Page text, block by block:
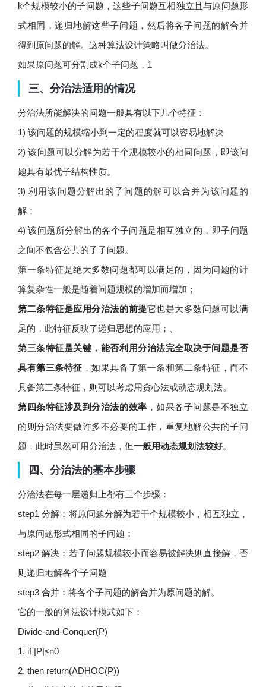
k个规模较小的子问题，这些子问题互相独立且与原问题形
式相同，递归地解这些子问题，然后将各子问题的解合并
得到原问题的解。这种算法设计策略叫做分治法。
如果原问题可分割成k个子问题，1
三、分治法适用的情况
分治法所能解决的问题一般具有以下几个特征：
1) 该问题的规模缩小到一定的程度就可以容易地解决
2) 该问题可以分解为若干个规模较小的相同问题，即该问
题具有最优子结构性质。
3) 利用该问题分解出的子问题的解可以合并为该问题的
解；
4) 该问题所分解出的各个子问题是相互独立的，即子问题
之间不包含公共的子子问题。
第一条特征是绝大多数问题都可以满足的，因为问题的计
算复杂性一般是随着问题规模的增加而增加；
第二条特征是应用分治法的前提它也是大多数问题可以满
足的，此特征反映了递归思想的应用；、
第三条特征是关键，能否利用分治法完全取决于问题是否
具有第三条特征 ，如果具备了第一条和第二条特征，而不
具备第三条特征，则可以考虑用贪心法或动态规划法。
第四条特征涉及到分治法的效率 ，如果各子问题是不独立
的则分治法要做许多不必要的工作，重复地解公共的子问
题，此时虽然可用分治法，但一般用动态规划法较好。
四、分治法的基本步骤
分治法在每一层递归上都有三个步骤：
step1 分解：将原问题分解为若干个规模较小，相互独立，
与原问题形式相同的子问题；
step2 解决：若子问题规模较小而容易被解决则直接解，否
则递归地解各个子问题
step3 合并：将各个子问题的解合并为原问题的解。
它的一般的算法设计模式如下：
Divide-and-Conquer(P)
1. if |P|≤n0
2. then return(ADHOC(P))